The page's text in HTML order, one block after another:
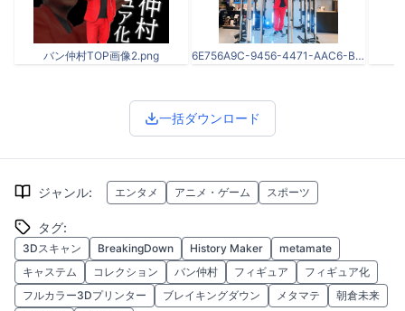
バン仲村TOP画像2.png 6E756A9C-9456-4471-AAC6-BC8F6D27C95B.jpeg
一括ダウンロード
ジャンル: エンタメ アニメ・ゲーム スポーツ
タグ:
3Dスキャン BreakingDown History Maker
metamate
キャステム
コレクション バン仲村 フィギュア
フィギュア化
フルカラー3Dプリンター
ブレイキングダウン メタマテ
朝倉未来